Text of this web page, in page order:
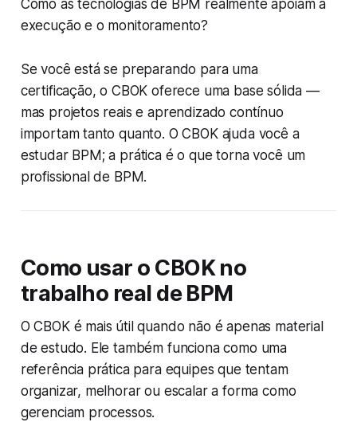
Como as tecnologias de BPM realmente apoiam a
execução e o monitoramento?
Se você está se preparando para uma
certificação, o CBOK oferece uma base sólida —
mas projetos reais e aprendizado contínuo
importam tanto quanto. O CBOK ajuda você a
estudar BPM; a prática é o que torna você um
profissional de BPM.
Como usar o CBOK no
trabalho real de BPM
O CBOK é mais útil quando não é apenas material
de estudo. Ele também funciona como uma
referência prática para equipes que tentam
organizar, melhorar ou escalar a forma como
gerenciam processos.